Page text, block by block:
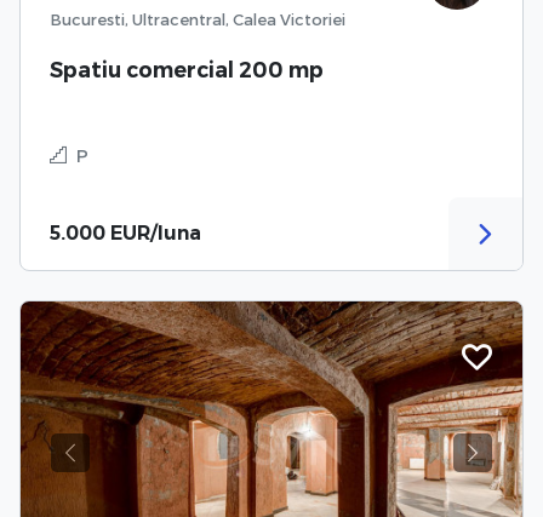
Bucuresti, Ultracentral, Calea Victoriei
Spatiu comercial 200 mp
P
5.000 EUR/luna
Previous Next